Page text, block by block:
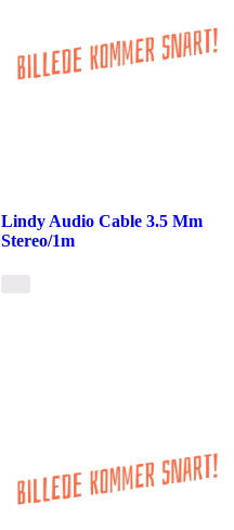
Lindy Audio Cable 3.5 Mm
Stereo/1m